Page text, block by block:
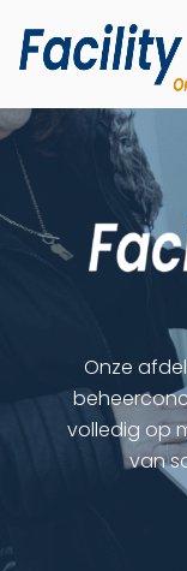
Onze
volledig op
van